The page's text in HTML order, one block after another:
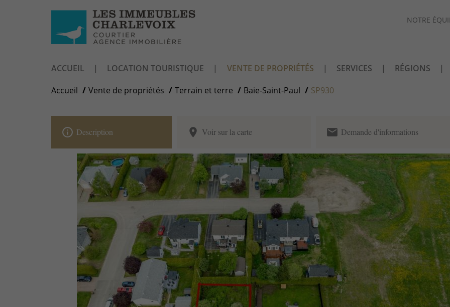
NOTRE
ACCUEIL LOCATION TOURISTIQUE VENTE DE PROPRIÉTÉS SERVICES RÉGIONS
Accueil
Vente de propriétés Terrain et terre Baie-Saint-Paul SP930
info_outline Description place Voir sur la carte email Demande d'informations